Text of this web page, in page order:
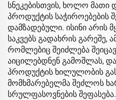
სნეკებისთვის, ხოლო მათი
პროდუქტის საჭიროებების
დამზადებული. ისინი არის
საკვებს გადახრის გარეშე,
რომლებიც შეიძლება
აიცილებდნენ გამოშლას,
პროდუქტის ხილულობის
მომხმარებელმა შეძლოს
სრულფასოვნების